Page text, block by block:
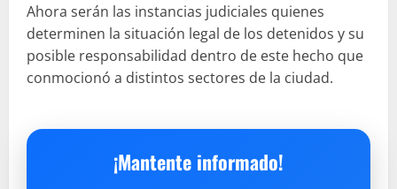
Ahora serán las instancias judiciales quienes
determinen la situación legal de los detenidos y su
posible responsabilidad dentro de este hecho que
conmocionó a distintos sectores de la ciudad.
¡Mantente informado!